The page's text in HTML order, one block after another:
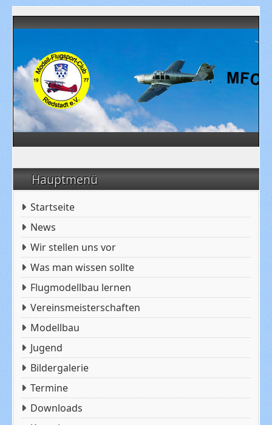
Hauptmenü
Startseite
News
Wir stellen uns vor
Was man wissen sollte
Flugmodellbau lernen
Vereinsmeisterschaften
Modellbau
Jugend
Bildergalerie
Termine
Downloads